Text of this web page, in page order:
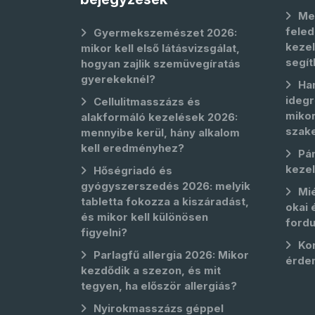
Gyermekszemészet 2026:
mikor kell első látásvizsgálat,
hogyan zajlik szemüvegíratás
gyerekeknél?
Cellulitmasszázs és
alakformáló kezelések 2026:
mennyibe kerül, hány alkalom
kell eredményhez?
Hőségriadó és
gyógyszerszedés 2026: melyik
tabletta fokozza a kiszáradást,
és mikor kell különösen
figyelni?
Parlagfű allergia 2026: Mikor
kezdődik a szezon, és mit
tegyen, ha először allergiás?
Nyirokmasszázs géppel
okai